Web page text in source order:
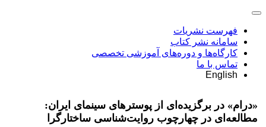
فهرست نشریات
سامانه نشر کتاب
کارگاه‌ها و دوره‌های آموزشی تخصصی
تماس با ما
English
«درام» در برگزیده‌ای از پوسترهای سینمای ایران:
مطالعه‌ای در چهارچوب روایت‌شناسی ساختارگرا